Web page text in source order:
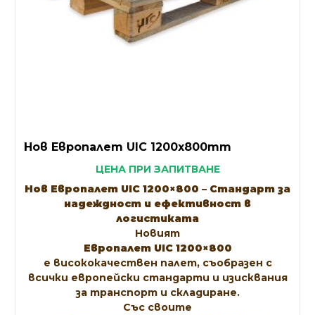
Нов Европалет UIC 1200x800mm
ЦЕНА ПРИ ЗАПИТВАНЕ
Нов Европалет UIC 1200×800 – Стандарт за
надеждност и ефективност в
логистиката
Новият
Европалет UIC 1200×800
е висококачествен палет, съобразен с
всички европейски стандарти и изисквания
за транспорт и складиране.
Със своите